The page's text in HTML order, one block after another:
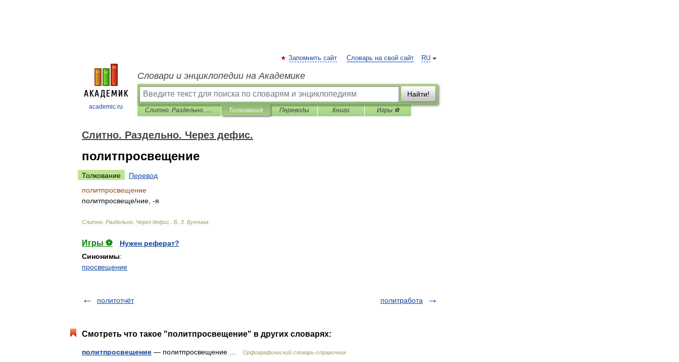
academic.ru
RU
Запомнить сайт Словарь на свой сайт
Словари и энциклопедии на Академике
Найти!
Слитно. Раздельно. Через дефис. Толкования Переводы Книги Игры ⚽
Слитно. Раздельно. Через дефис.
политпросвещение
Толкование
Перевод
политпросвещение
политпросвеще/ние , -я
Слитно Раздельно Через дефис Б З Букчина
Игры ⚽
Нужен реферат?
Синонимы:
просвещение
политотчёт политработа
Смотреть что такое "политпросвещение" в других словарях:
политпросвещение — политпросвещение … Орфографический словарь-справочник